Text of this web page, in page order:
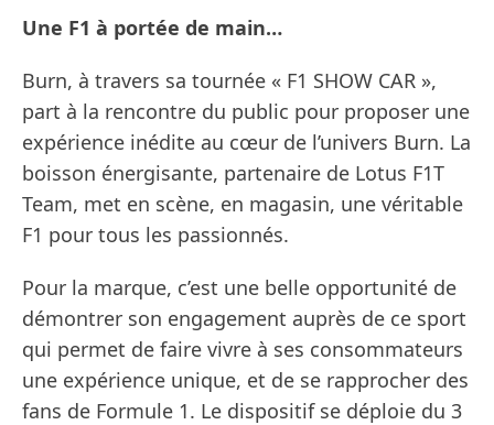
Une F1 à portée de main…
Burn, à travers sa tournée « F1 SHOW CAR »,
part à la rencontre du public pour proposer une
expérience inédite au cœur de l’univers Burn. La
boisson énergisante, partenaire de Lotus F1T
Team, met en scène, en magasin, une véritable
F1 pour tous les passionnés.
Pour la marque, c’est une belle opportunité de
démontrer son engagement auprès de ce sport
qui permet de faire vivre à ses consommateurs
une expérience unique, et de se rapprocher des
fans de Formule 1. Le dispositif se déploie du 3